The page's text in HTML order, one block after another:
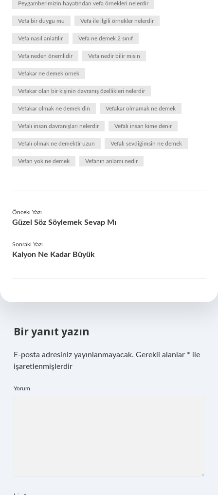
Peygamberimizin hayatından vefa örnekleri nelerdir
Vefa bir duygu mu Vefa ile ilgili örnekler nelerdir
Vefa nasıl anlatılır Vefa ne demek 2 sınıf
Vefa neden önemlidir Vefa nedir bilir misin
Vefakar ne demek örnek
Vefakar olan bir kişinin davranış özellikleri nelerdir
Vefakar olmak ne demek din Vefakar olmamak ne demek
Vefalı insan davranışları nelerdir Vefalı insan kime denir
Vefalı olmak ne demektir uzun Vefalı sevdiğimsin ne demek
Vefan yok ne demek Vefanın anlamı nedir
Önceki Yazı
Güzel Söz Söylemek Sevap Mı
Sonraki Yazı
Kalyon Ne Kadar Büyük
Bir yanıt yazın
E-posta adresiniz yayınlanmayacak. Gerekli alanlar * ile
işaretlenmişlerdir
Yorum